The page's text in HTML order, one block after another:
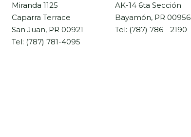
Miranda 1125
Caparra Terrace
San Juan, PR 00921
Tel: (787) 781-4095
AK-14 6ta Sección
Bayamón, PR 00956
Tel: (787) 786 - 2190